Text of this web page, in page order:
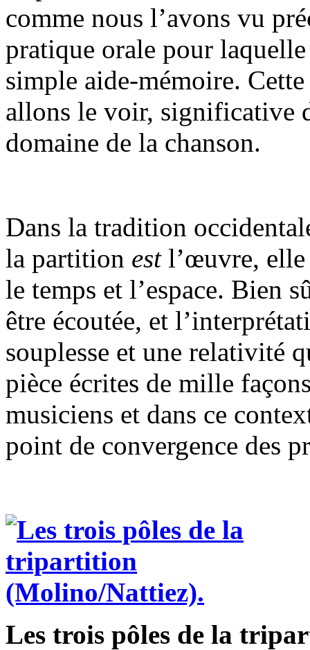
comme nous l’avons vu
pratique orale pour
simple aide-mémoire.
allons le voir, significative
domaine de la chanson.
Dans la tradition
la partition estl’œuvre, elle
le temps et l’espace. Bien
être écoutée, et
souplesse et une relativité
pièce écrites de mille
musiciens et dans ce
point de convergence des
Les trois pôles de la